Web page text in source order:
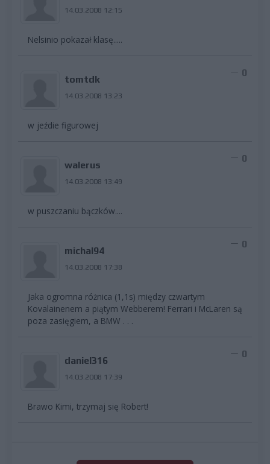
14.03.2008 12:15
Nelsinio pokazał klasę.....
tomtdk
14.03.2008 13:23
0
w jeźdie figurowej
walerus
14.03.2008 13:49
0
w puszczaniu bączków....
michal94
14.03.2008 17:38
0
Jaka ogromna różnica (1,1s) między czwartym
Kovalainenem a piątym Webberem! Ferrari i McLaren są
poza zasięgiem, a BMW . . .
daniel316
14.03.2008 17:39
0
Brawo Kimi, trzymaj się Robert!